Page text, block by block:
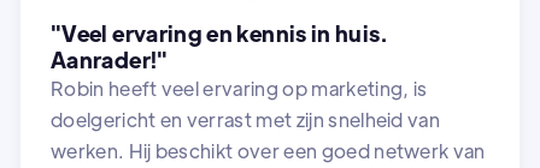
"Veel ervaring en kennis in huis.
Aanrader!"
Robin heeft veel ervaring op marketing, is
doelgericht en verrast met zijn snelheid van
werken. Hij beschikt over een goed netwerk van